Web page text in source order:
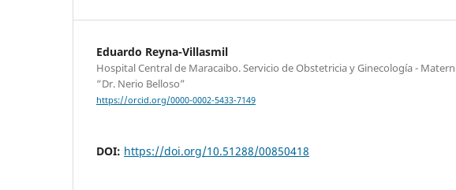
Eduardo Reyna-Villasmil
Hospital Central de Maracaibo. Servicio de Obstetricia y Ginecología -
“Dr. Nerio Belloso”
https://orcid.org/0000-0002-5433-7149
DOI: https://doi.org/10.51288/00850418